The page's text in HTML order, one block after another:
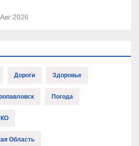
2026
Дороги Здоровье
Погода
Область